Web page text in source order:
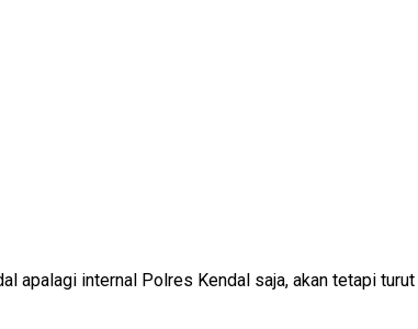
apalagi internal Polres Kendal saja, akan tetapi